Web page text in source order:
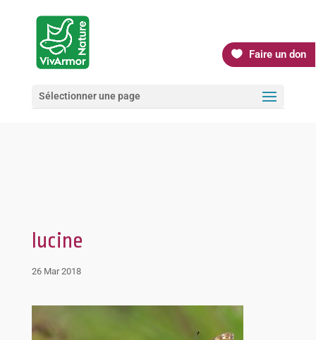
Faire un don
Sélectionner une page
lucine
26 Mar 2018